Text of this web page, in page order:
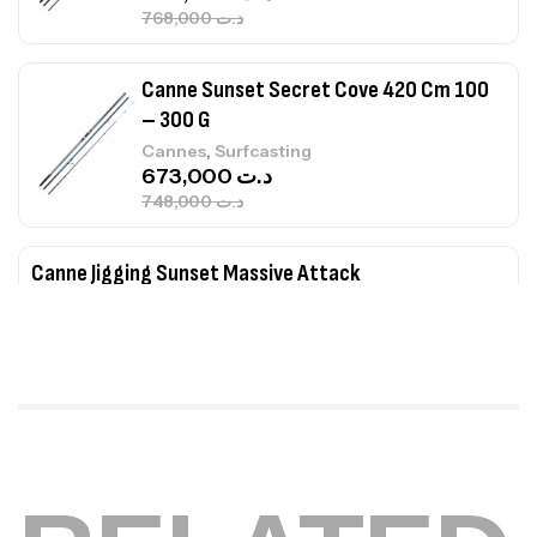
د.ت768,000
Canne Sunset Secret Cove 420 Cm 100
– 300 G
Cannes, Surfcasting
د.ت748,000
د.ت
Canne Jigging Sunset Massive Attack
Bagagerie,Surfcasting